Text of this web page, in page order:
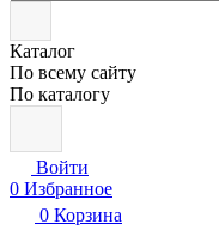
Каталог
По всему сайту
По каталогу
Войти
0 Избранное
0 Корзина